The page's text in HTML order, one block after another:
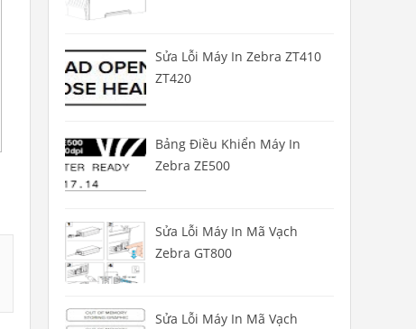
Sửa Lỗi Máy In Zebra ZT410
ZT420
Bảng Điều Khiển Máy In
Zebra ZE500
Sửa Lỗi Máy In Mã Vạch
Zebra GT800
Sửa Lỗi Máy In Mã Vạch